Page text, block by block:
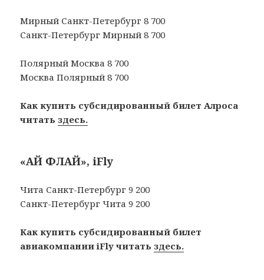
Мирный Санкт-Петербург 8 700
Санкт-Петербург Мирный 8 700
Полярный Москва 8 700
Москва Полярный 8 700
Как купить субсидированный билет Алроса
читатьздесь.
«АЙ ФЛАЙ», iFly
Чита Санкт-Петербург 9 200
Санкт-Петербург Чита 9 200
Как купить субсидированный билет
авиакомпании iFly читатьздесь.